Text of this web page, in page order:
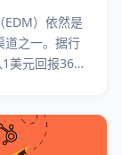
EDM）依然是
道之一。据行
美元回报36美